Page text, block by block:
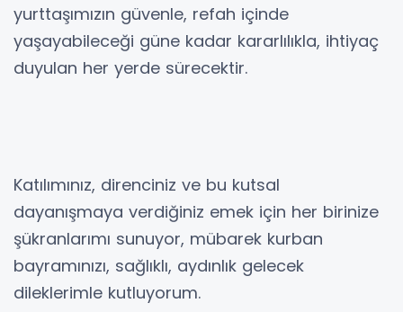
yurttaşımızın güvenle, refah içinde
yaşayabileceği güne kadar kararlılıkla, ihtiyaç
duyulan her yerde sürecektir.
Katılımınız, direnciniz ve bu kutsal
dayanışmaya verdiğiniz emek için her birinize
şükranlarımı sunuyor, mübarek kurban
bayramınızı, sağlıklı, aydınlık gelecek
dileklerimle kutluyorum.